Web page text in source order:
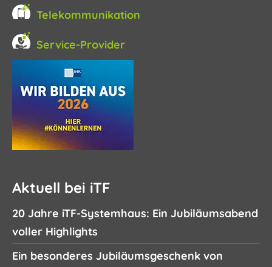
Telekommunikation
Service-Provider
Aktuell bei iTF
20 Jahre iTF-Systemhaus: Ein Jubiläumsabend
voller Highlights
Ein besonderes Jubiläumsgeschenk von